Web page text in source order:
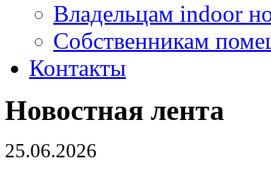
Владельцам indoor
Собственникам
Контакты
Новостная лента
25.06.2026